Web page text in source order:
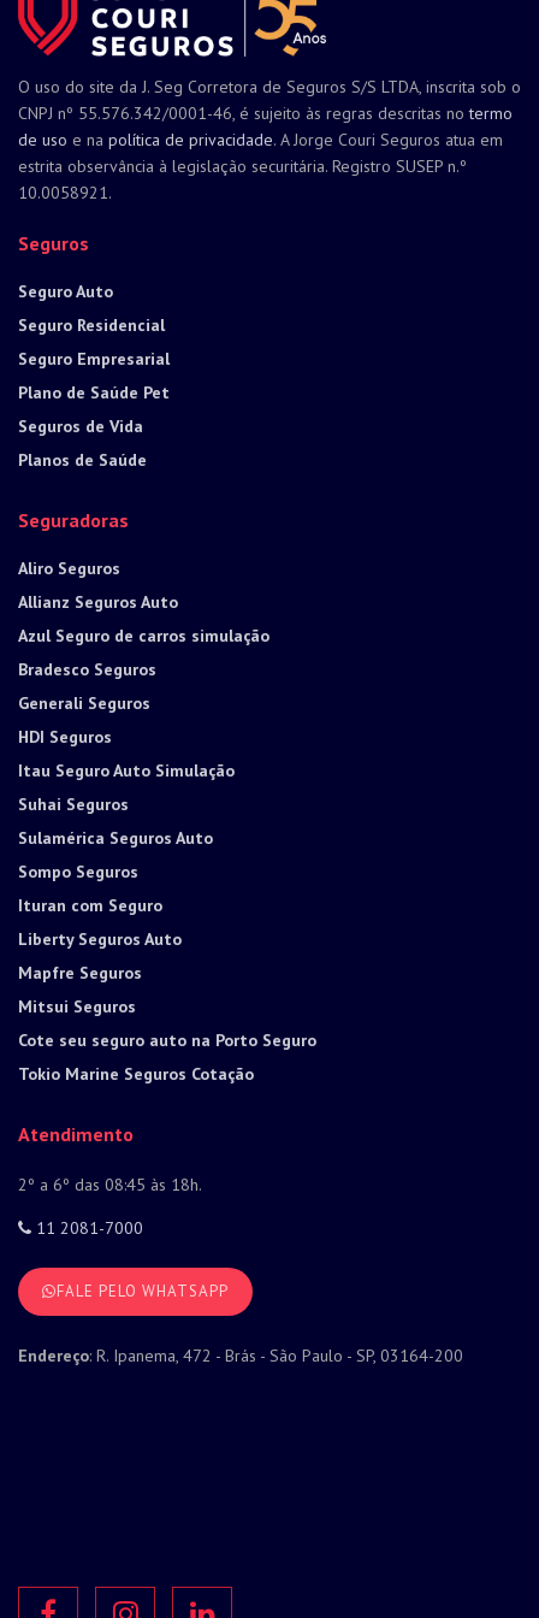
O uso do site da J. Seg Corretora de Seguros S/S LTDA, inscrita sob o
CNPJ nº 55.576.342/0001-46, é sujeito às regras descritas notermo
de uso e na política de privacidade. A Jorge Couri Seguros atua em
estrita observância à legislação securitária. Registro SUSEP n.º
10.0058921.
Seguros
Seguro Auto
Seguro Residencial
Seguro Empresarial
Plano de Saúde Pet
Seguros de Vida
Planos de Saúde
Seguradoras
Aliro Seguros
Allianz Seguros Auto
Azul Seguro de carros simulação
Bradesco Seguros
Generali Seguros
HDI Seguros
Itau Seguro Auto Simulação
Suhai Seguros
Sulamérica Seguros Auto
Sompo Seguros
Ituran com Seguro
Liberty Seguros Auto
Mapfre Seguros
Mitsui Seguros
Cote seu seguro auto na Porto Seguro
Tokio Marine Seguros Cotação
Atendimento
2º a 6º das 08:45 às 18h.
11 2081-7000
FALE PELO WHATSAPP
Endereço: R. Ipanema, 472 - Brás - São Paulo - SP, 03164-200